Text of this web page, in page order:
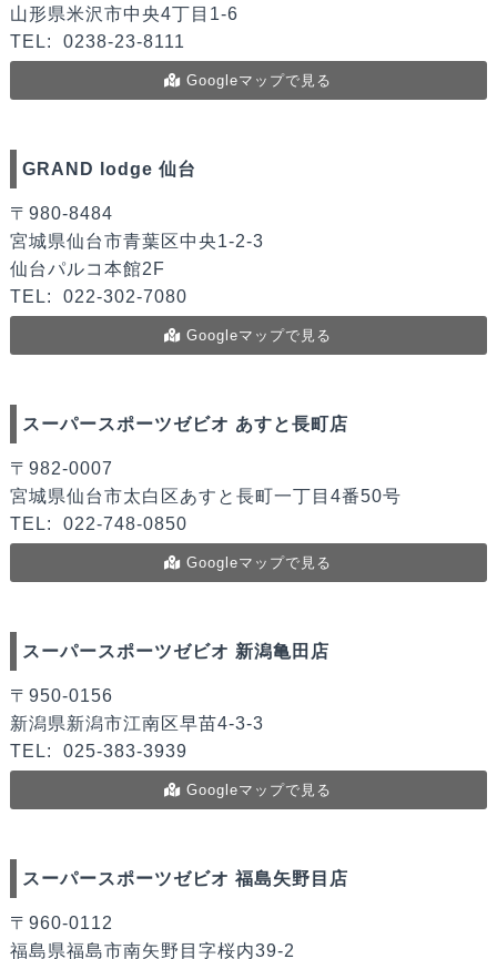
山形県米沢市中央4丁目1-6
TEL:
0238-23-8111
Googleマップで見る
GRAND lodge 仙台
〒980-8484
宮城県仙台市青葉区中央1-2-3
仙台パルコ本館2F
TEL:
022-302-7080
Googleマップで見る
スーパースポーツゼビオ あすと長町店
〒982-0007
宮城県仙台市太白区あすと長町一丁目4番50号
TEL:
022-748-0850
Googleマップで見る
スーパースポーツゼビオ 新潟亀田店
〒950-0156
新潟県新潟市江南区早苗4-3-3
TEL:
025-383-3939
Googleマップで見る
スーパースポーツゼビオ 福島矢野目店
〒960-0112
福島県福島市南矢野目字桜内39-2